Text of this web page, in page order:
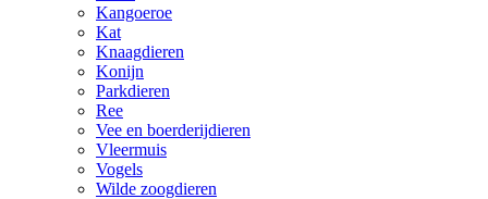
Kangoeroe
Kat
Knaagdieren
Konijn
Parkdieren
Ree
Vee en boerderijdieren
Vleermuis
Vogels
Wilde zoogdieren